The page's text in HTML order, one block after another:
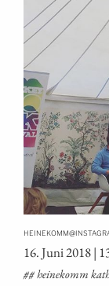
HEINEKOMM@
16. Juni 2018 |
## hei­ne­komm